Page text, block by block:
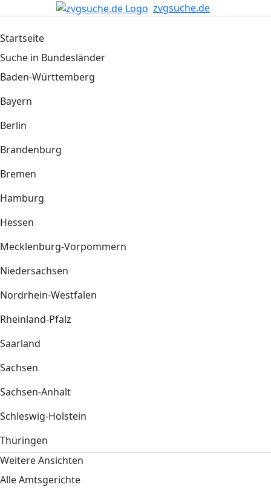
zvgsuche.de
Startseite
Suche in Bundesländer
Baden-Württemberg
Bayern
Berlin
Brandenburg
Bremen
Hamburg
Hessen
Mecklenburg-Vorpommern
Niedersachsen
Nordrhein-Westfalen
Rheinland-Pfalz
Saarland
Sachsen
Sachsen-Anhalt
Schleswig-Holstein
Thüringen
Weitere Ansichten
Alle Amtsgerichte